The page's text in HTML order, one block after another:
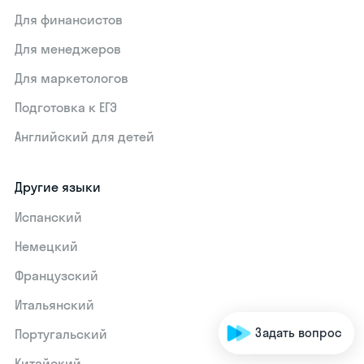
Для финансистов
Для менеджеров
Для маркетологов
Подготовка к ЕГЭ
Английский для детей
Другие языки
Испанский
Немецкий
Французский
Итальянский
Португальский
Задать вопрос